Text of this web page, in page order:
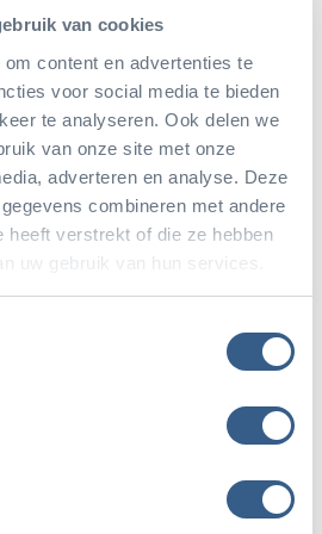
van cookies
content en advertenties te
voor social media te bieden
te analyseren. Ook delen we
van onze site met onze
adverteren en analyse. Deze
combineren met andere
heeft verstrekt of die ze hebben
uw gebruik van hun services.
Die Blutuntersuchung ergab
nicht optimal funktionierten,
darstellte, jedoch
werden sollte. Zur
wurde entschieden,
eiweißreiche Kost anzubieten,
zu entlasten.
aus, dass das
werden könnte. Wir